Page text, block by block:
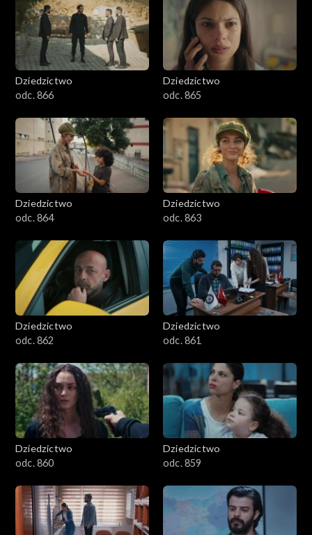
Dziedzictwo
odc. 866
Dziedzictwo
odc. 865
Dziedzictwo
odc. 864
Dziedzictwo
odc. 863
Dziedzictwo
odc. 862
Dziedzictwo
odc. 861
Dziedzictwo
odc. 860
Dziedzictwo
odc. 859